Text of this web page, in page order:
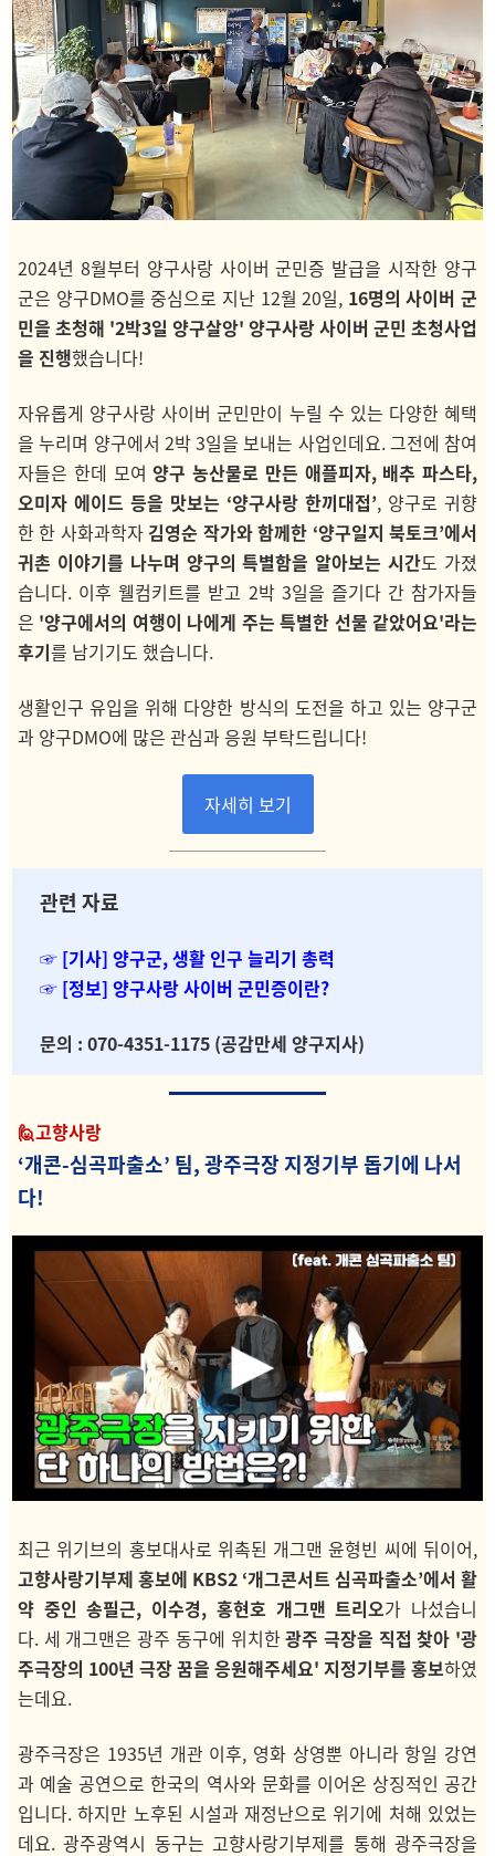
2024년 8월부터 양구사랑 사이버 군민증 발급을 시작한 양구
군은 양구DMO를 중심으로 지난 12월 20일, 16명의 사이버 군
민을 초청해 '2박3일 양구살앙' 양구사랑 사이버 군민 초청사업
을 진행했습니다!
자유롭게 양구사랑 사이버 군민만이 누릴 수 있는 다양한 혜택
을 누리며 양구에서 2박 3일을 보내는 사업인데요. 그전에 참여
자들은 한데 모여양구 농산물로 만든 애플피자, 배추 파스타,
오미자 에이드 등을 맛보는 ‘양구사랑 한끼대접’, 양구로 귀향
한 한 사화과학자 김영순 작가와 함께한 ‘양구일지 북토크’에서
귀촌 이야기를 나누며 양구의 특별함을 알아보는 시간도 가졌
습니다. 이후 웰컴키트를 받고 2박 3일을 즐기다 간 참가자들
은 '양구에서의 여행이 나에게 주는 특별한 선물 같았어요'라는
후기를 남기기도 했습니다.
생활인구 유입을 위해 다양한 방식의 도전을 하고 있는 양구군
과 양구DMO에 많은 관심과 응원 부탁드립니다!
자세히 보기
관련 자료
☞ [기사] 양구군, 생활 인구 늘리기 총력
☞ [정보] 양구사랑 사이버 군민증이란?
문의 : 070-4351-1175 (공감만세 양구지사)
🙋고향사랑
‘개콘-심곡파출소’ 팀, 광주극장 지정기부 돕기에 나서
다!
최근 위기브의 홍보대사로 위촉된 개그맨 윤형빈 씨에 뒤이어,
고향사랑기부제 홍보에 KBS2 ‘개그콘서트 심곡파출소’에서 활
약 중인 송필근, 이수경, 홍현호 개그맨 트리오가 나섰습니
다. 세 개그맨은 광주 동구에 위치한광주 극장을 직접 찾아 '광
주극장의 100년 극장 꿈을 응원해주세요' 지정기부를 홍보하였
는데요.
광주극장은 1935년 개관 이후, 영화 상영뿐 아니라 항일 강연
과 예술 공연으로 한국의 역사와 문화를 이어온 상징적인 공간
입니다. 하지만 노후된 시설과 재정난으로 위기에 처해 있었는
데요.광주광역시 동구는 고향사랑기부제를 통해 광주극장을